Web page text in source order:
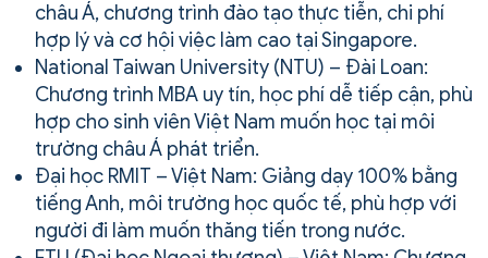
châu Á, chương trình đào tạo thực tiễn, chi phí
hợp lý và cơ hội việc làm cao tại Singapore.
National Taiwan University (NTU) – Đài Loan:
Chương trình MBA uy tín, học phí dễ tiếp cận, phù
hợp cho sinh viên Việt Nam muốn học tại môi
trường châu Á phát triển.
Đại học RMIT – Việt Nam: Giảng dạy 100% bằng
tiếng Anh, môi trường học quốc tế, phù hợp với
người đi làm muốn thăng tiến trong nước.